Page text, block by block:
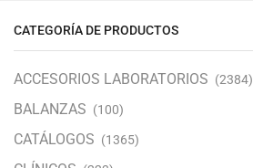
CATEGORÍA DE PRODUCTOS
ACCESORIOS LABORATORIOS (2384)
BALANZAS (100)
CATÁLOGOS (1365)